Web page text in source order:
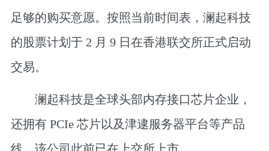
足够的购买意愿。按照当前时间表，澜起科技
的股票计划于 2 月 9 日在香港联交所正式启动
交易。
澜起科技是全球头部内存接口芯片企业，
还拥有 PCIe 芯片以及津逮服务器平台等产品